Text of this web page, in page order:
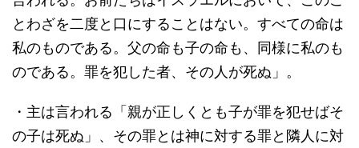
とわざを二度と口にすることはない。すべての命は
私のものである。父の命も子の命も、同様に私のも
のである。罪を犯した者、その人が死ぬ」。
・主は言われる「親が正しくとも子が罪を犯せばそ
の子は死ぬ」、その罪とは神に対する罪と隣人に対